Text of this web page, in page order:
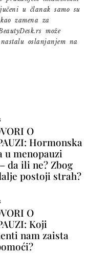
u članak samo su
zamena za
može
oslanjanjem na
O
Hormonska
u menopauzi
da ili ne? Zbog
postoji strah?
O
Koji
nam zaista